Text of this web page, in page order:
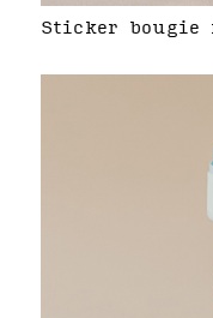
Sticker bougie